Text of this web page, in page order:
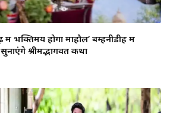
भक्तिमय होगा माहौल’ बम्हनीडीह में
श्रीमद्भागवत कथा